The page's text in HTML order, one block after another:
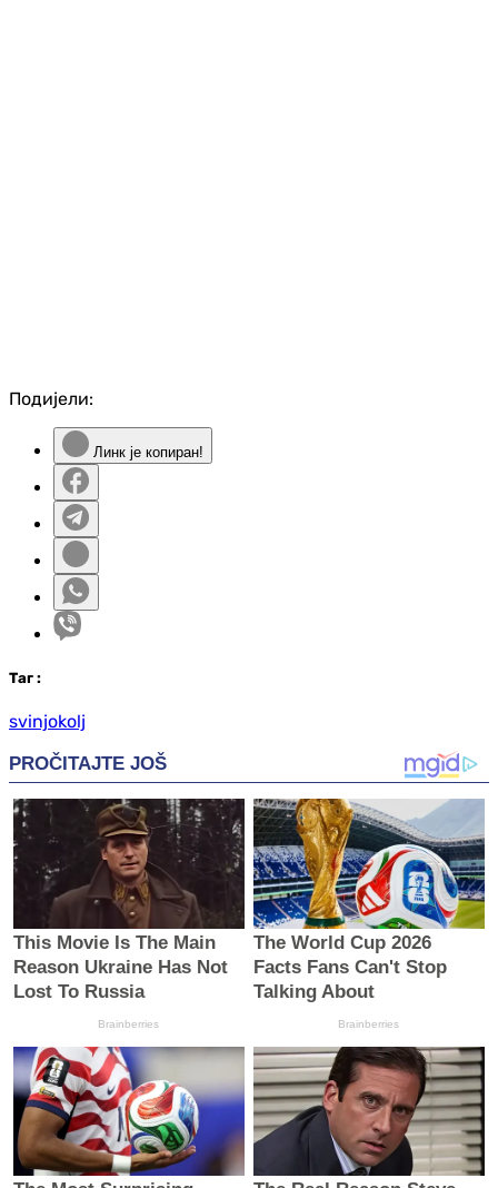
Подијели:
Линк је копиран!
Таг :
svinjokolj